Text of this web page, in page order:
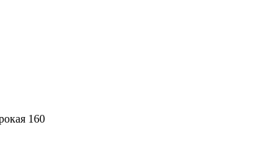
160